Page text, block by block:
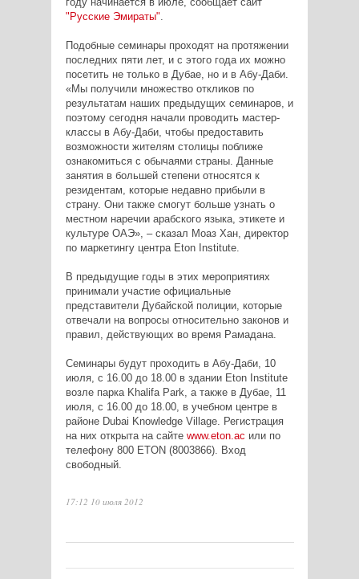
"Русские Эмираты".
Подобные семинары проходят на протяжении
последних пяти лет, и с этого года их можно
посетить не только в Дубае, но и в Абу-Даби.
«Мы получили множество откликов по
результатам наших предыдущих семинаров, и
поэтому сегодня начали проводить мастер-
классы в Абу-Даби, чтобы предоставить
возможности жителям столицы поближе
ознакомиться с обычаями страны. Данные
занятия в большей степени относятся к
резидентам, которые недавно прибыли в
страну. Они также смогут больше узнать о
местном наречии арабского языка, этикете и
культуре ОАЭ», – сказал Моаз Хан, директор
по маркетингу центра Eton Institute.
В предыдущие годы в этих мероприятиях
принимали участие официальные
представители Дубайской полиции, которые
отвечали на вопросы относительно законов и
правил, действующих во время Рамадана.
Семинары будут проходить в Абу-Даби, 10
июля, с 16.00 до 18.00 в здании Eton Institute
возле парка Khalifa Park, а также в Дубае, 11
июля, с 16.00 до 18.00, в учебном центре в
районе Dubai Knowledge Village. Регистрация
на них открыта на сайте www.eton.ac или по
телефону 800 ETON (8003866). Вход
свободный.
17:12 10 июля 2012